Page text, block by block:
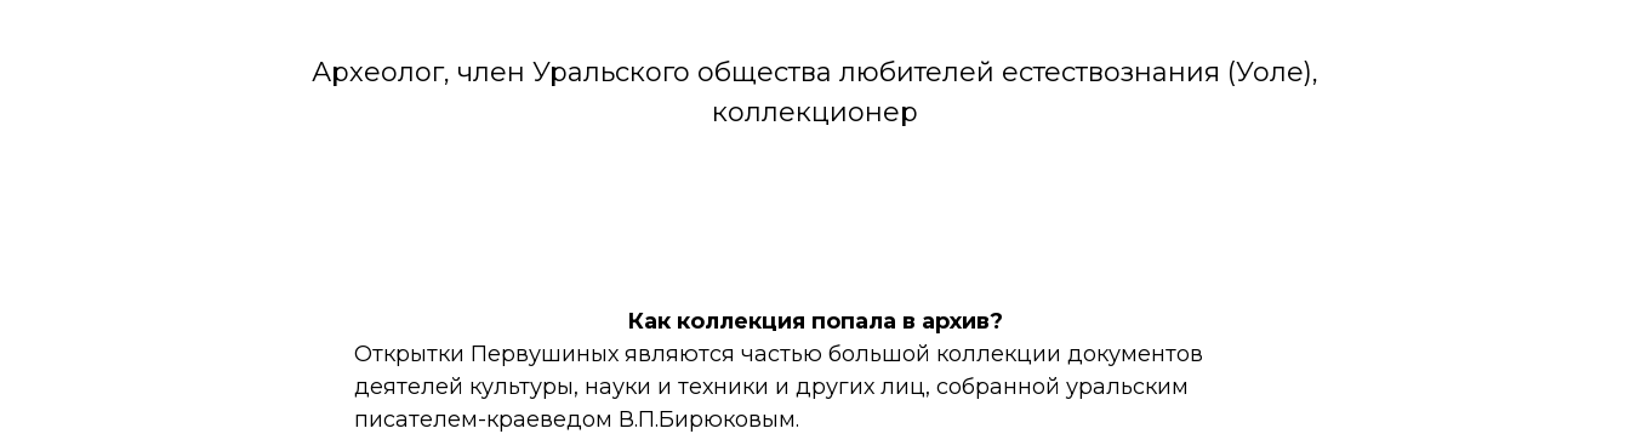
Археолог, член Уральского общества любителей естествознания (Уоле),
коллекционер
Как коллекция попала в архив?
Открытки Первушиных являются частью большой коллекции документов
деятелей культуры, науки и техники и других лиц, собранной уральским
писателем-краеведом В.П.Бирюковым.